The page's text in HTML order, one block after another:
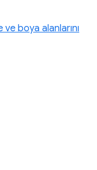
ve boya alanlarını